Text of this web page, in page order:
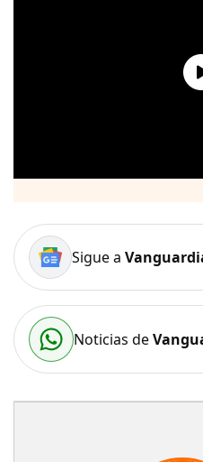
Sigue a
Noticias de